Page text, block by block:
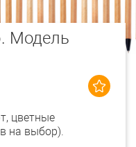
Модель
цветные
на выбор).